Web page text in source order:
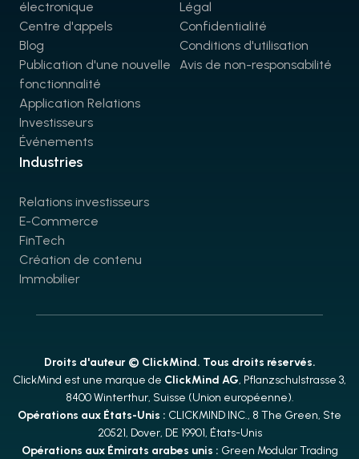
électronique
Centre d'appels
Blog
Publication d'une nouvelle
fonctionnalité
Application Relations
Investisseurs
Événements
Légal
Confidentialité
Conditions d'utilisation
Avis de non-responsabilité
Industries
Relations investisseurs
E-Commerce
FinTech
Création de contenu
Immobilier
Droits d'auteur © ClickMind. Tous droits réservés.
ClickMind est une marque de ClickMind AG, Pflanzschulstrasse 3,
8400 Winterthur, Suisse (Union européenne).
Opérations aux États-Unis : CLICKMIND INC., 8 The Green, Ste
20521, Dover, DE 19901, États-Unis
Opérations aux Émirats arabes unis : Green Modular Trading